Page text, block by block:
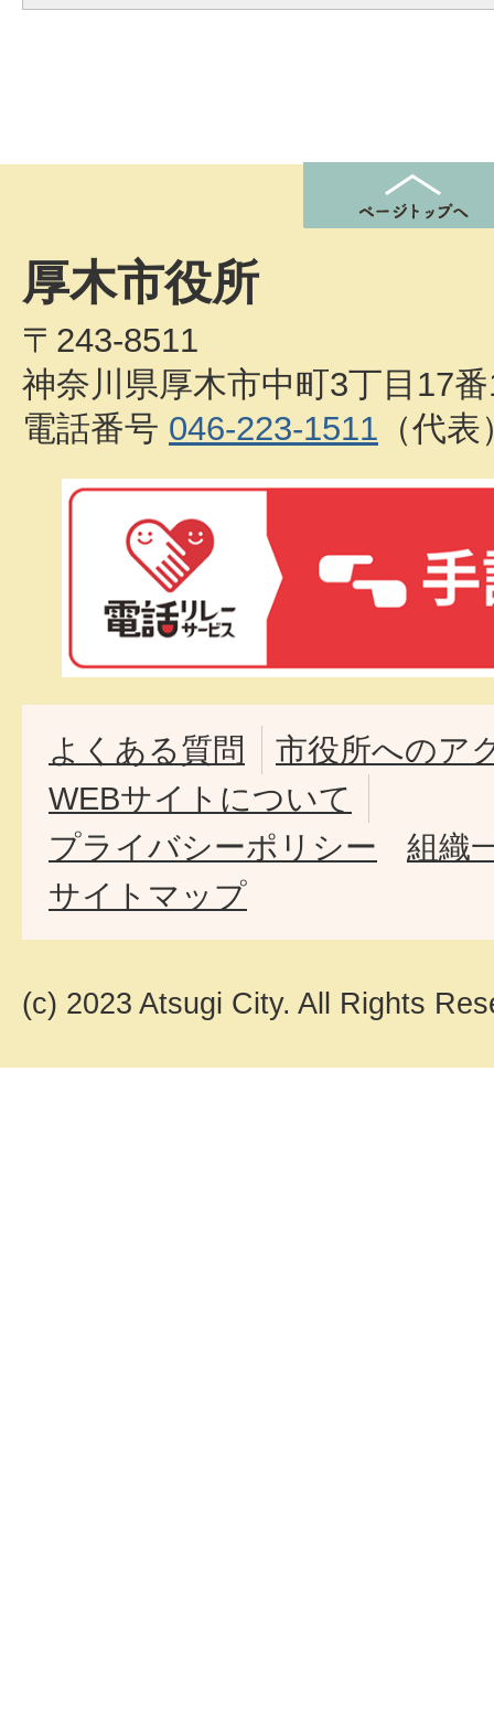
厚木市役所
〒243-8511
神奈川県厚木市中町3丁目17
電話番号 046-223-1511 （代表
よくある質問
市役所へのア
WEBサイトについて
プライバシーポリシー
組織
サイトマップ
(c) 2023 Atsugi City. All Rights